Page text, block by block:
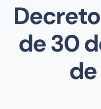
de 30